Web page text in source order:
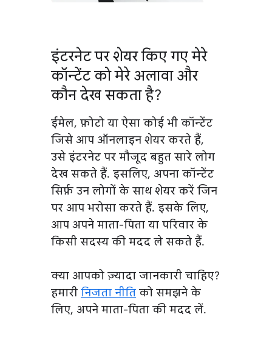
इंटरनेट पर शेयर किए गए मेरे
कॉन्टेंट को मेरे अलावा और
कौन देख सकता है?
ईमेल, फ़ोटो या ऐसा कोई भी कॉन्टेंट
जिसे आप ऑनलाइन शेयर करते हैं,
उसे इंटरनेट पर मौजूद बहुत सारे लोग
देख सकते हैं. इसलिए, अपना कॉन्टेंट
सिर्फ़ उन लोगों के साथ शेयर करें जिन
पर आप भरोसा करते हैं. इसके लिए,
आप अपने माता-पिता या परिवार के
किसी सदस्य की मदद ले सकते हैं.
क्या आपको ज़्यादा जानकारी चाहिए?
हमारी निजता नीति को समझने के
लिए, अपने माता-पिता की मदद लें.